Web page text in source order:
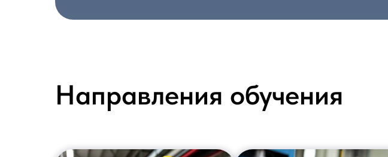
Направления обучения